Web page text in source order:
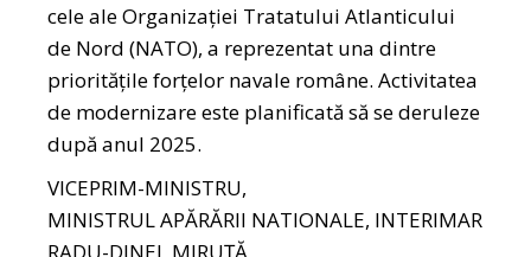
cele ale Organizației Tratatului Atlanticului
de Nord (NATO), a reprezentat una dintre
prioritățile forțelor navale române. Activitatea
de modernizare este planificată să se deruleze
după anul 2025.
VICEPRIM-MINISTRU,
MINISTRUL APĂRĂRII NATIONALE, INTERIMAR
RADU-DINEL MIRUȚĂ